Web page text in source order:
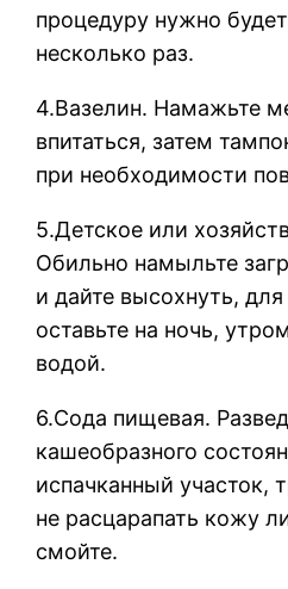
процедуру нужно
несколько раз.
4.Вазелин. Намажьте
впитаться, затем
при необходимости
5.Детское или
Обильно намыльте
и дайте высохнуть,
оставьте на ночь,
водой.
6.Сода пищевая.
кашеобразного
испачканный участок,
не расцарапать кожу
смойте.